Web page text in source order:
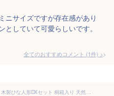
ニサイズですが存在感があり
していて可愛らしいです。
全てのおすすめコメント (1件) >
◎【ギフト対応無料】ササキ工芸 木製ひな人形DXセット 桐箱入り 天然木 TOY-HINA-DX[雛人形 ひな人形 コンパクト おしゃれ 木製 木 雛飾り ひなかざり ひな飾り 玄関 収納飾り 親王飾り] 即納